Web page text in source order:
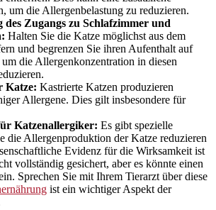
um die Allergenbelastung zu reduzieren.
des Zugangs zu Schlafzimmer und
Halten Sie die Katze möglichst aus dem
und begrenzen Sie ihren Aufenthalt auf
die Allergenkonzentration in diesen
Katze: Kastrierte Katzen produzieren
Allergene. Dies gilt insbesondere für
Katzenallergiker: Es gibt spezielle
die Allergenproduktion der Katze reduzieren
Evidenz für die Wirksamkeit ist
vollständig gesichert, aber es könnte einen
Sprechen Sie mit Ihrem Tierarzt über diese
ist ein wichtiger Aspekt der